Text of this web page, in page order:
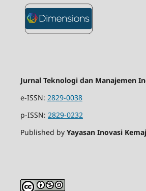
Jurnal Teknologi dan Manajemen
e-ISSN: 2829-0038
p-ISSN: 2829-0232
Published by Yayasan Inovasi